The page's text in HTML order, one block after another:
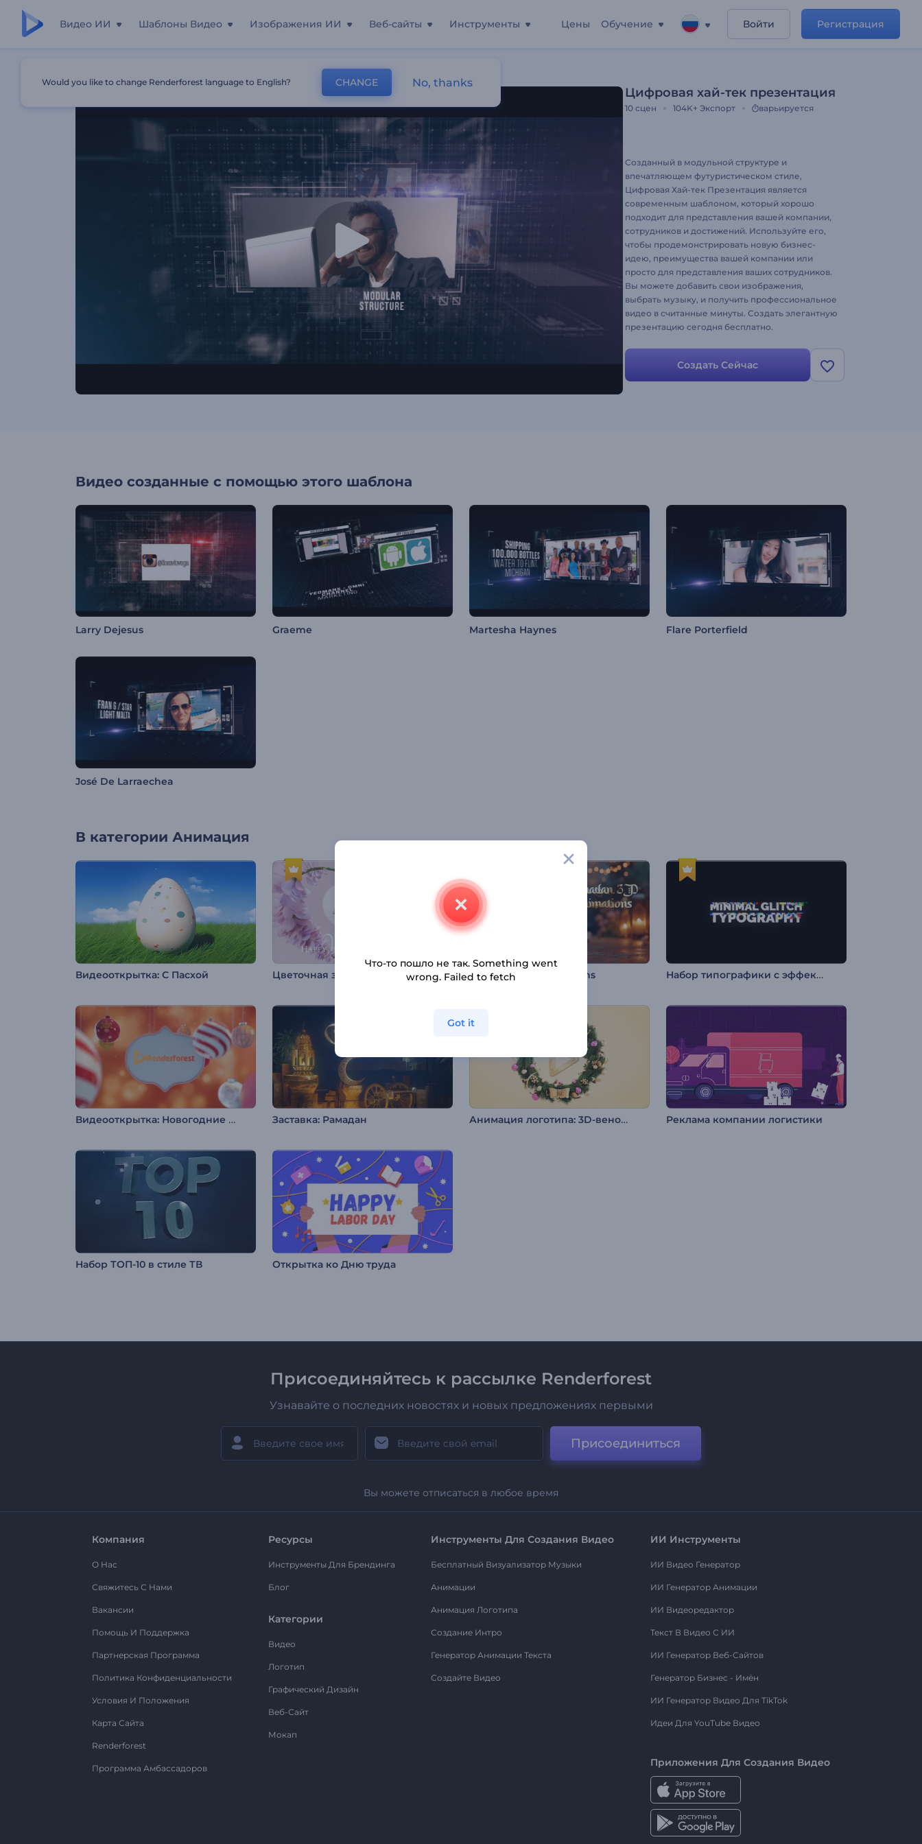
Видео ИИ Шаблоны Видео Изображения ИИ Веб-сайты Инструменты Цены Обучение Войти Регистрация
Цифровая хай-тек презентация
10 сцен 104K+ Экспорт варьируется
Созданный в модульной структуре и
впечатляющем футуристическом стиле,
Цифровая Хай-тек Презентация является
современным шаблоном, который хорошо
подходит для представления вашей компании,
сотрудников и достижений. Используйте его,
чтобы продемонстрировать новую бизнес-
идею, преимущества вашей компании или
просто для представления ваших сотрудников.
Вы можете добавить свои изображения,
выбрать музыку, и получить профессиональное
видео в считанные минуты. Создать элегантную
презентацию сегодня бесплатно.
Создать Сейчас
Видео созданные с помощью этого шаблона
Larry Dejesus Graeme Martesha Haynes Flare Porterfield
José De Larraechea
В категории Анимация
Видеооткрытка: С Пасхой Цветочная заставка ко Дню св. Валентина Ramadan 3D Animations Набор типографики с эффектом глитч
Видеооткрытка: Новогодние украшения Заставка: Рамадан Анимация логотипа: 3D-венок на Рождество Реклама компании логистики
Набор ТОП-10 в стиле ТВ Открытка ко Дню труда
Присоединяйтесь к рассылке Renderforest
Узнавайте о последних новостях и новых предложениях первыми
Присоединиться
Вы можете отписаться в любое время
Компания
О Нас
Свяжитесь С Нами
Вакансии
Помощь И Поддержка
Партнерская Программа
Политика Конфиденциальности
Условия И Положения
Карта Сайта
Renderforest
Программа Амбассадоров
Ресурсы
Инструменты Для Брендинга
Блог
Категории
Видео
Логотип
Графический Дизайн
Веб-Сайт
Мокап
Инструменты Для Создания Видео
Бесплатный Визуализатор Музыки
Анимации
Анимация Логотипа
Создание Интро
Генератор Анимации Текста
Создайте Видео
ИИ Инструменты
ИИ Видео Генератор
ИИ Генератор Анимации
ИИ Видеоредактор
Текст В Видео С ИИ
ИИ Генератор Веб-Сайтов
Генератор Бизнес - Имён
ИИ Генератор Видео Для TikTok
Идеи Для YouTube Видео
Приложения Для Создания Видео
Would you like to change Renderforest language to English? CHANGE No, thanks
Что-то пошло не так. Something went
wrong. Failed to fetch
Got it